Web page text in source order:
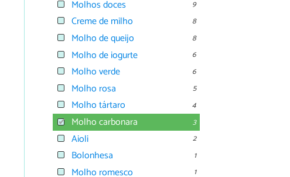
Molhos doces 9
Creme de milho 8
Molho de queijo 8
Molho de iogurte 6
Molho verde 6
Molho rosa 5
Molho tártaro 4
Molho carbonara 3
Aioli 2
Bolonhesa 1
Molho romesco 1